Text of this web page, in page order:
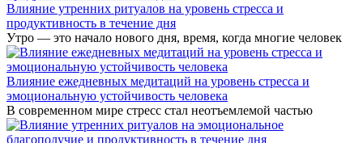
Влияние утренних ритуалов на уровень стресса и
продуктивность в течение дня
Утро — это начало нового дня, время, когда многие человек
Влияние ежедневных медитаций на уровень стресса и
эмоциональную устойчивость человека
В современном мире стресс стал неотъемлемой частью